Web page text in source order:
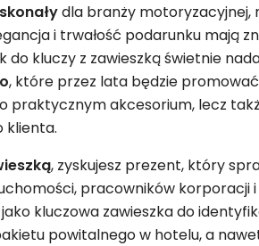
dla branży motoryzacyjnej,
i trwałość podarunku mają
do kluczy z zawieszką świetnie
, które przez lata będzie
praktycznym akcesorium, lecz
klienta.
, zyskujesz prezent, który
pracowników korporacji
kluczowa zawieszka do
powitalnego w hotelu, a